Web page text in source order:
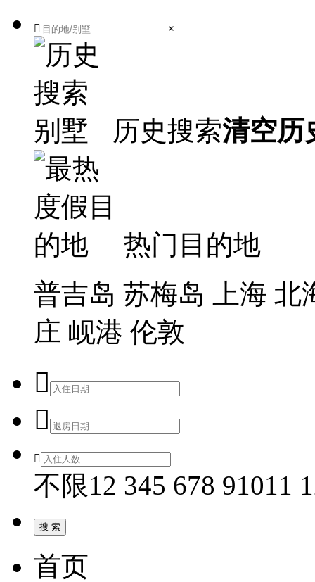
 ×
历史搜索清空历
热门目的地
普吉岛 苏梅岛 上海 北
庄 岘港 伦敦



不限12 345 678 91011
首页